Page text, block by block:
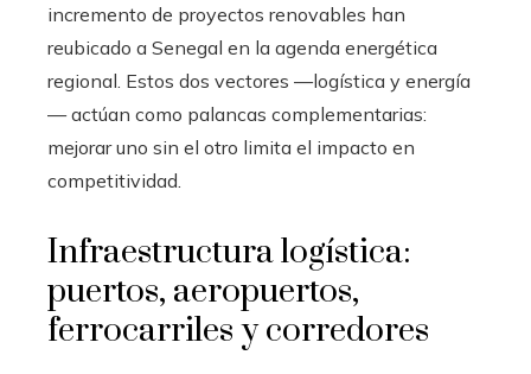
incremento de proyectos renovables han
reubicado a Senegal en la agenda energética
regional. Estos dos vectores —logística y energía
— actúan como palancas complementarias:
mejorar uno sin el otro limita el impacto en
competitividad.
Infraestructura logística:
puertos, aeropuertos,
ferrocarriles y corredores